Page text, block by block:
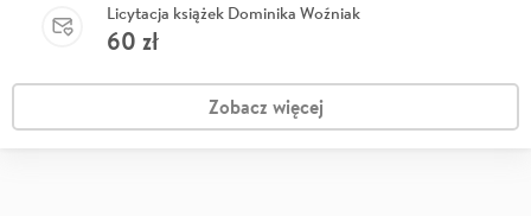
Licytacja książek Dominika Woźniak
60 zł
Zobacz więcej